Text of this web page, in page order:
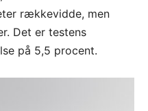
rækkevidde, men
Det er testens
på 5,5 procent.